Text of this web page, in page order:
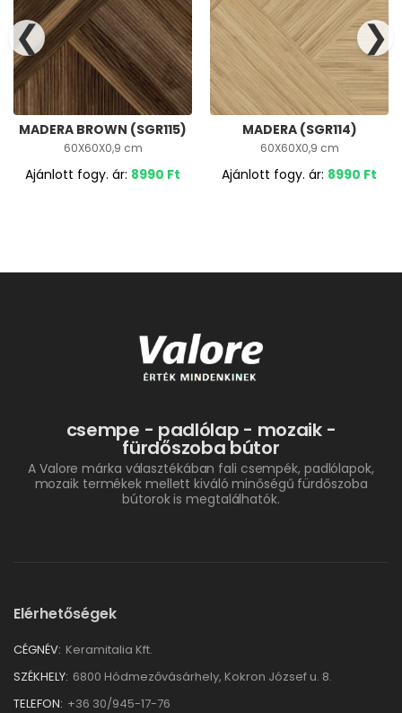
MADERA BROWN (SGR115)
60X60X0,9 cm
Ajánlott fogy. ár: 8990 Ft
MADERA (SGR114)
60X60X0,9 cm
Ajánlott fogy. ár: 8990 Ft
❮ ❯
csempe - padlólap - mozaik -
fürdőszoba bútor
A Valore márka választékában fali csempék, padlólapok,
mozaik termékek mellett kiváló minőségű fürdőszoba
bútorok is megtalálhatók.
Elérhetőségek
CÉGNÉV: Keramitalia Kft.
SZÉKHELY: 6800 Hódmezővásárhely, Kokron József u. 8.
TELEFON: +36 30/945-17-76